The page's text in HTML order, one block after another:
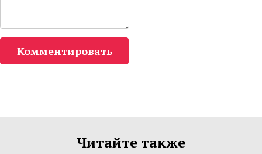
Комментировать
Читайте также